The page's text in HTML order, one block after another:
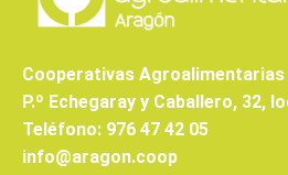
Cooperativas Agroalimentarias
P.º Echegaray y Caballero, 32,
Teléfono: 976 47 42 05
info@aragon.coop